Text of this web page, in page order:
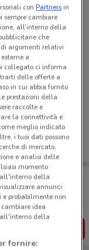
pubblicato
più tardi.
vicino a te,
comodamente
conPartnersin
sempre cambiare
all’interno della
che
argomenti relativi
a
collegato ci informa
delle offerte a
in cui abbia fornito
prestazioni della
raccolte e
la connettività e
meglio indicato
i tuoi dati possono
di mercato,
e analisi delle
momento
all'interno della
annunci
probabilmente non
idea
all'interno della
fornire: